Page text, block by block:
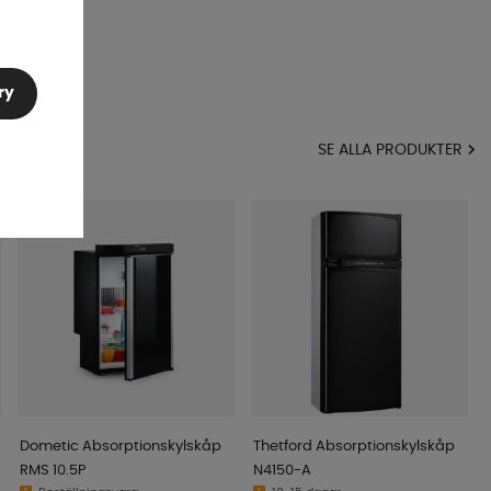
SE ALLA PRODUKTER
Dometic Absorptionskylskåp
RMS 10.5P
Thetford Absorptionskylskåp
N4150-A